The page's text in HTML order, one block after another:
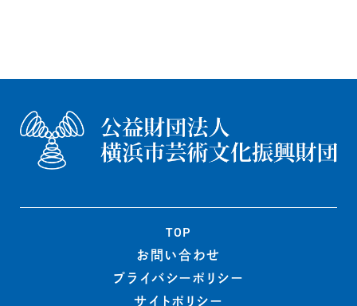
TOP
お問い合わせ
プライバシーポリシー
サイトポリシー